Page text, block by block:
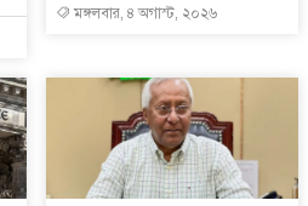
মঙ্গলবার, ৪ অগাস্ট, ২০২৬